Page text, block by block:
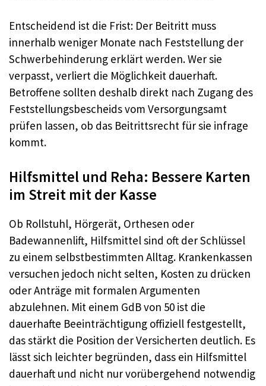
Entscheidend ist die Frist: Der Beitritt muss
innerhalb weniger Monate nach Feststellung der
Schwerbehinderung erklärt werden. Wer sie
verpasst, verliert die Möglichkeit dauerhaft.
Betroffene sollten deshalb direkt nach Zugang des
Feststellungsbescheids vom Versorgungsamt
prüfen lassen, ob das Beitrittsrecht für sie infrage
kommt.
Hilfsmittel und Reha: Bessere Karten
im Streit mit der Kasse
Ob Rollstuhl, Hörgerät, Orthesen oder
Badewannenlift, Hilfsmittel sind oft der Schlüssel
zu einem selbstbestimmten Alltag. Krankenkassen
versuchen jedoch nicht selten, Kosten zu drücken
oder Anträge mit formalen Argumenten
abzulehnen. Mit einem GdB von 50 ist die
dauerhafte Beeinträchtigung offiziell festgestellt,
das stärkt die Position der Versicherten deutlich. Es
lässt sich leichter begründen, dass ein Hilfsmittel
dauerhaft und nicht nur vorübergehend notwendig